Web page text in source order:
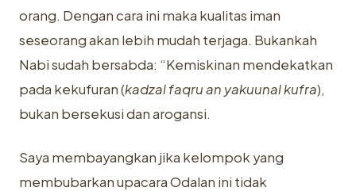
orang. Dengan cara ini maka kualitas iman
seseorang akan lebih mudah terjaga. Bukankah
Nabi sudah bersabda: “Kemiskinan mendekatkan
pada kekufuran (kadzal faqru an yakuunal kufra),
bukan bersekusi dan arogansi.
Saya membayangkan jika kelompok yang
membubarkan upacara Odalan ini tidak